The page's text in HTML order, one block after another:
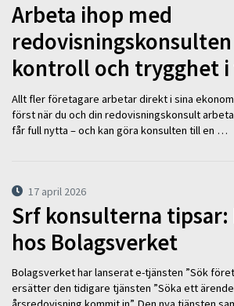
Arbeta ihop med
kontroll och trygghet
Allt fler företagare arbetar direkt i sina
först när du och din redovisningskonsult
får full nytta – och kan göra konsulten till en …
17 april 2026
Srf konsulterna tipsar:
hos Bolagsverket
Bolagsverket har lanserat e-tjänsten ”Sök
ersätter den tidigare tjänsten ”Söka ett